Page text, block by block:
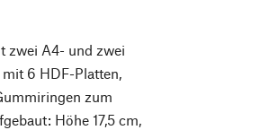
zwei A4- und zwei
6 HDF-Platten,
zum
Höhe 17,5 cm,